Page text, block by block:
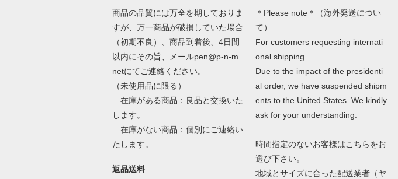
商品の品質には万全を期しておりま
すが、万一商品が破損していた場合
（初期不良）、商品到着後、4日間
以内にその旨、メールpen@p-n-m.
netにてご連絡ください。
（未使用品に限る）
在庫がある商品：良品と交換いた
します。
在庫がない商品：個別にご連絡い
たします。
返品送料
＊Please note＊（海外発送につい
て）
For customers requesting internati
onal shipping
Due to the impact of the presidenti
al order, we have suspended shipm
ents to the United States. We kindly
ask for your understanding.
時間指定のないお客様はこちらをお
選び下さい。
地域とサイズに合った配送業者（ヤ